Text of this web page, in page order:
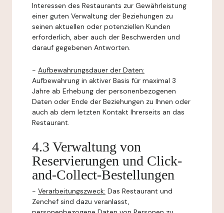
Interessen des Restaurants zur Gewährleistung
einer guten Verwaltung der Beziehungen zu
seinen aktuellen oder potenziellen Kunden
erforderlich, aber auch der Beschwerden und
darauf gegebenen Antworten.
- Aufbewahrungsdauer der Daten:
Aufbewahrung in aktiver Basis für maximal 3
Jahre ab Erhebung der personenbezogenen
Daten oder Ende der Beziehungen zu Ihnen oder
auch ab dem letzten Kontakt Ihrerseits an das
Restaurant.
4.3 Verwaltung von
Reservierungen und Click-
and-Collect-Bestellungen
- Verarbeitungszweck: Das Restaurant und
Zenchef sind dazu veranlasst,